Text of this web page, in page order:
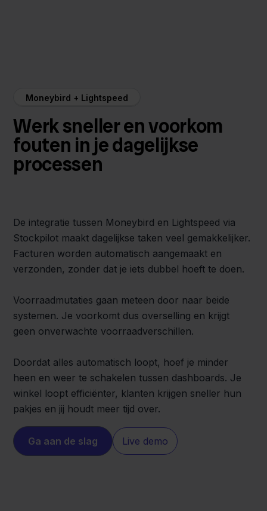
Moneybird + Lightspeed
Werk sneller en voorkom
fouten in je dagelijkse
processen
De integratie tussen Moneybird en Lightspeed via
Stockpilot maakt dagelijkse taken veel gemakkelijker.
Facturen worden automatisch aangemaakt en
verzonden, zonder dat je iets dubbel hoeft te doen.
Voorraadmutaties gaan meteen door naar beide
systemen. Je voorkomt dus overselling en krijgt
geen onverwachte voorraadverschillen.
Doordat alles automatisch loopt, hoef je minder
heen en weer te schakelen tussen dashboards. Je
winkel loopt efficiënter, klanten krijgen sneller hun
pakjes en jij houdt meer tijd over.
Ga aan de slag Live demo